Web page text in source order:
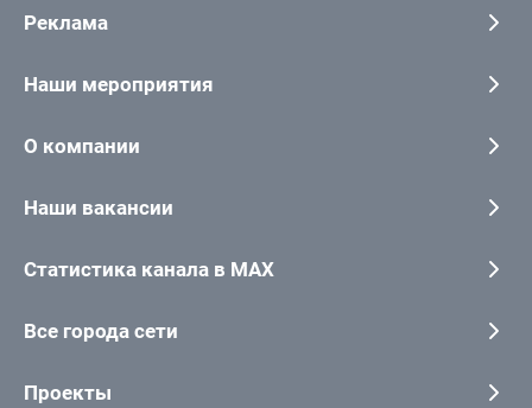
Реклама
Наши мероприятия
О компании
Наши вакансии
Статистика канала в MAX
Все города сети
Проекты